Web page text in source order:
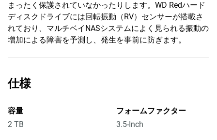
まったく保護されていなかったりします。WD Redハード
ディスクドライブには回転振動（RV）センサーが搭載さ
れており、マルチベイNASシステムによく見られる振動の
増加による障害を予測し、発生を事前に防ぎます。
仕様
容量
2 TB
フォームファクター
3.5-Inch